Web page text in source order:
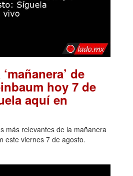
de
hoy 7 de
aquí en
más relevantes de la mañanera
este viernes 7 de agosto.